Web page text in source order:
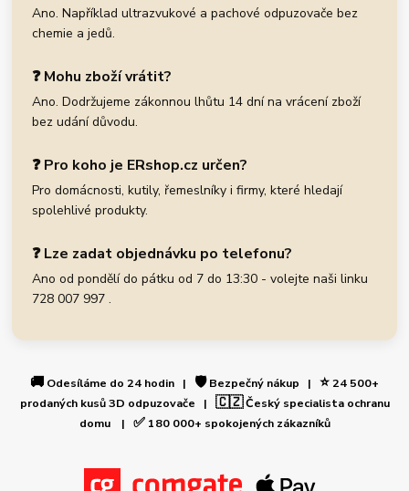
Ano. Například ultrazvukové a pachové odpuzovače bez
chemie a jedů.
❓ Mohu zboží vrátit?
Ano. Dodržujeme zákonnou lhůtu 14 dní na vrácení zboží
bez udání důvodu.
❓ Pro koho je ERshop.cz určen?
Pro domácnosti, kutily, řemeslníky i firmy, které hledají
spolehlivé produkty.
❓ Lze zadat objednávku po telefonu?
Ano od pondělí do pátku od 7 do 13:30 - volejte naši linku
728 007 997 .
🚚 Odesíláme do 24 hodin | 🛡️Bezpečný nákup | ⭐24 500+
prodaných kusů 3D odpuzovače | 🇨🇿Český specialista ochranu
domu | ✅180 000+ spokojených zákazníků